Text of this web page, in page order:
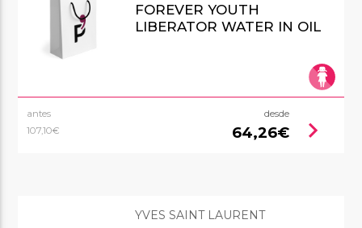
FOREVER YOUTH
LIBERATOR WATER IN OIL
antes
107,10€
desde
64,26€ chevron_right
YVES SAINT LAURENT